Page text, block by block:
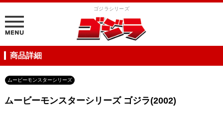
ゴジラシリーズ
商品詳細
ムービーモンスターシリーズ
ムービーモンスターシリーズ ゴジラ(2002)